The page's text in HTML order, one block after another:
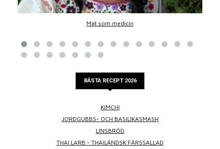
Mat som medicin
BÄSTA RECEPT 2026
KIMCHI
JORDGUBBS- OCH BASILIKASMASH
LINSBRÖD
THAI LARB - THAILÄNDSK FÄRSSALLAD